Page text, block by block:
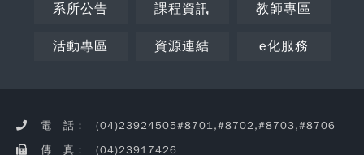
系所公告 課程資訊 教師專區
活動專區 資源連結 e化服務
電 話：
(04)23924505#8701,#8702,#8703,#8706
傳 真：
(04)23917426